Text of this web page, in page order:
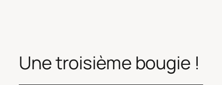
Une troisième bougie !